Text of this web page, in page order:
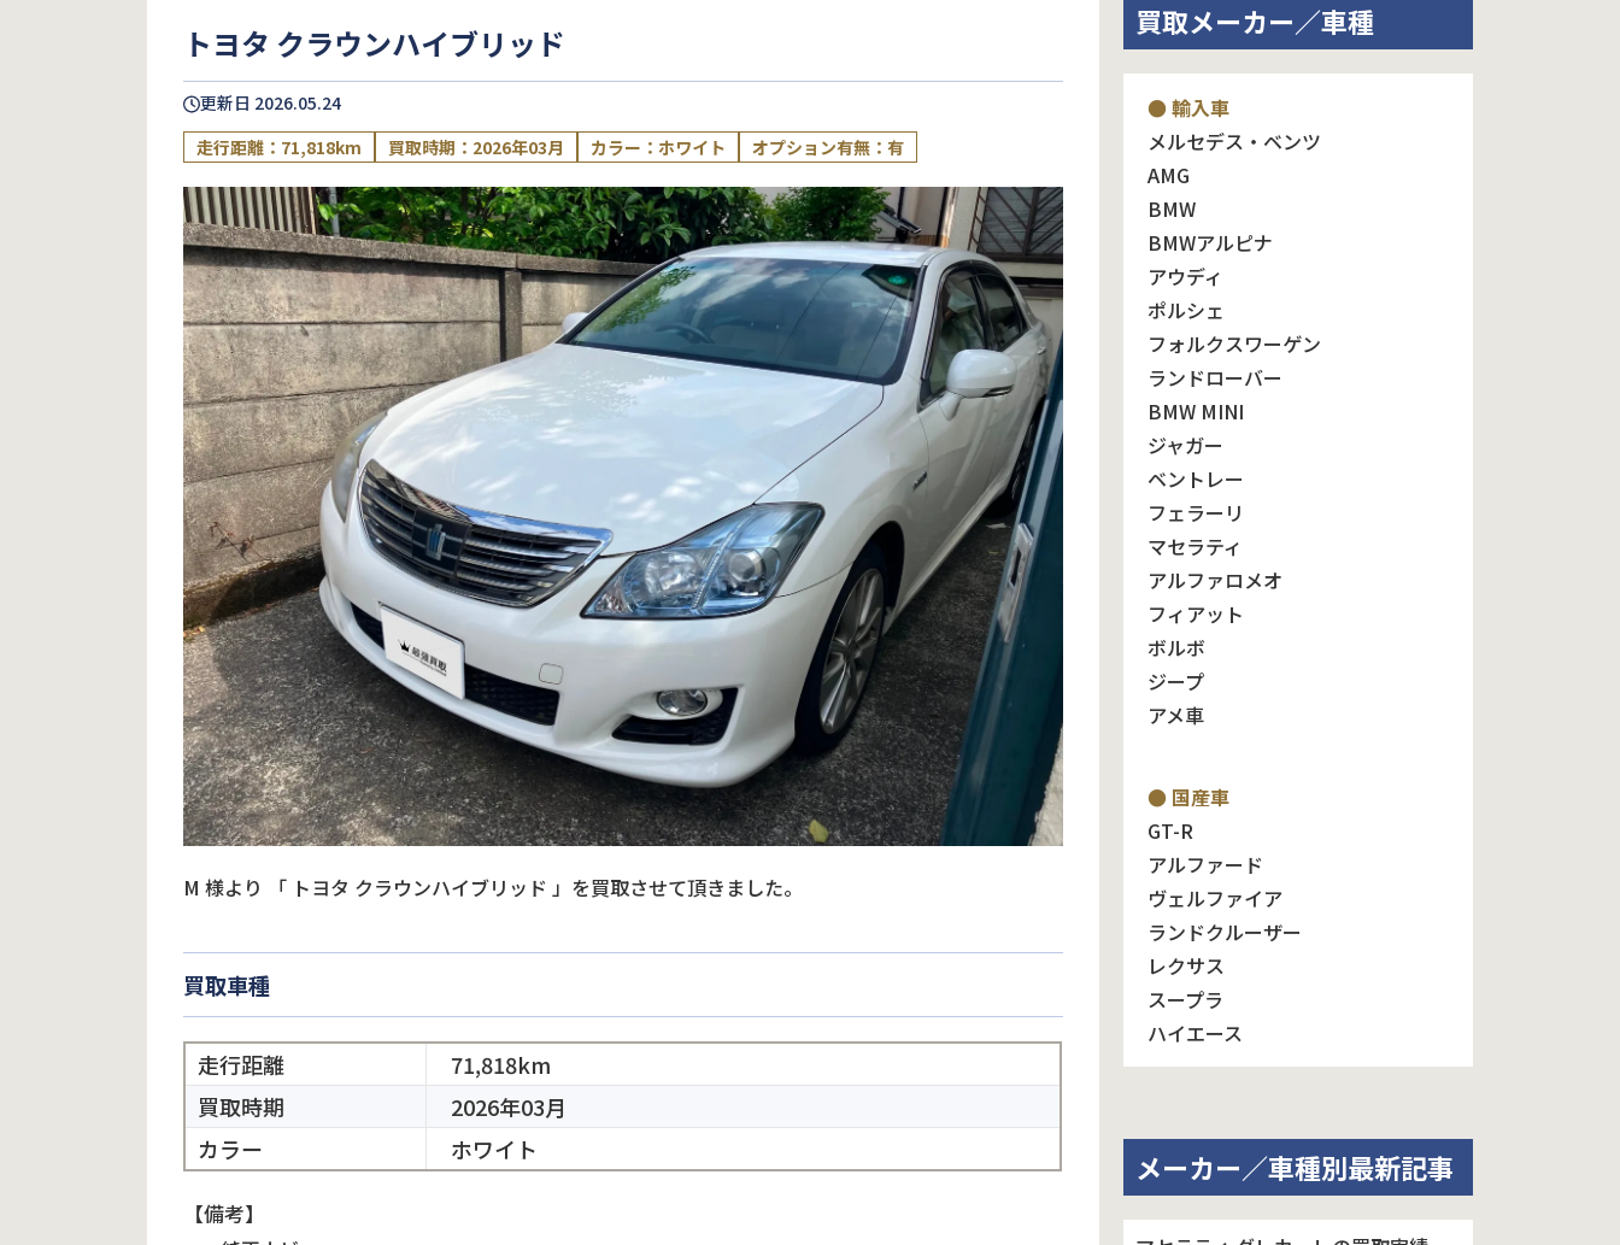
トヨタ クラウンハイブリッド
更新日 2026.05.24
走行距離：71,818km
買取時期：2026年03月 カラー：ホワイト オプション有無：有
M 様より 「 トヨタ クラウンハイブリッド 」を買取させて頂きました。
買取車種
走行距離
71,818km
買取時期
2026年03月
カラー
ホワイト
【備考】
買取メーカー／車種
● 輸入車
メルセデス・ベンツ
AMG
BMW
BMWアルピナ
アウディ
ポルシェ
フォルクスワーゲン
ランドローバー
BMW MINI
ジャガー
ベントレー
フェラーリ
マセラティ
アルファロメオ
フィアット
ボルボ
ジープ
アメ車
● 国産車
GT-R
アルファード
ヴェルファイア
ランドクルーザー
レクサス
スープラ
ハイエース
メーカー／車種別最新記事